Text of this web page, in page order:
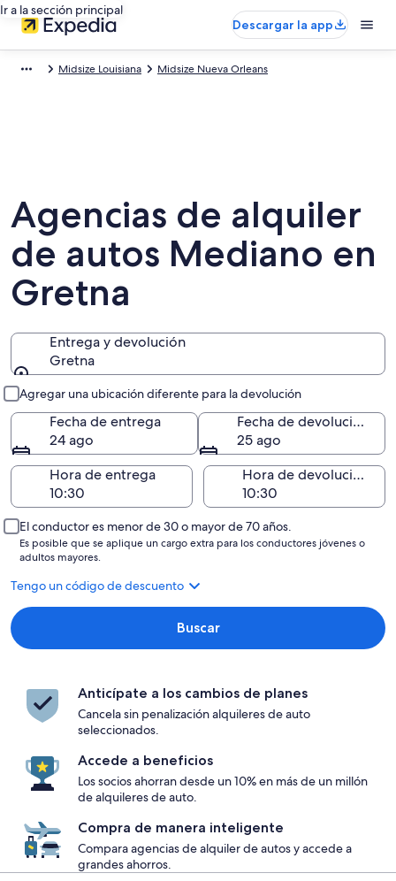
Ir a la sección principal
Descargar la app
Midsize Louisiana Midsize Nueva Orleans
Agencias de alquiler
de autos Mediano en
Gretna
Entrega y devolución
Gretna
Agregar una ubicación diferente para la devolución
Fecha de entrega
24 ago
Fecha de devolución
25 ago
Hora de entrega
Hora de devolución
El conductor es menor de 30 o mayor de 70 años.
Es posible que se aplique un cargo extra para los conductores jóvenes o
adultos mayores.
Tengo un código de descuento
Buscar
Anticípate a los cambios de planes
Cancela sin penalización alquileres de auto
seleccionados.
Accede a beneficios
Los socios ahorran desde un 10% en más de un millón
de alquileres de auto.
Compra de manera inteligente
Compara agencias de alquiler de autos y accede a
grandes ahorros.